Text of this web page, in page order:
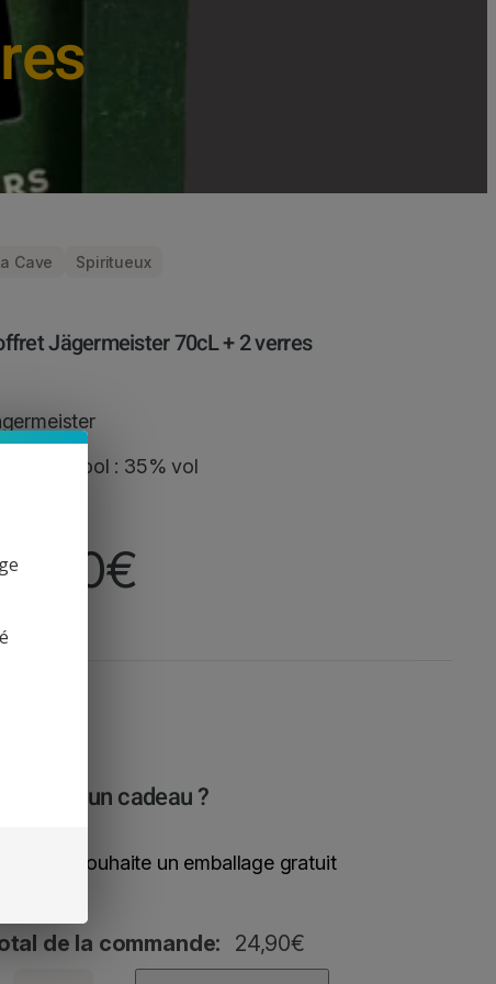
Cave Spiritueux
Jägermeister 70cL + 2 verres
d’alcool : 35% vol
€
pour un cadeau ?
Oui, je souhaite un emballage gratuit
de la commande: 24,90€